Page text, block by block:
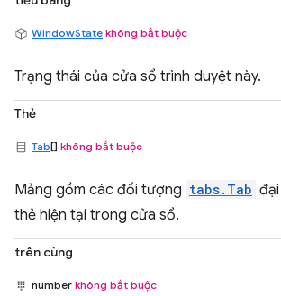
WindowState không bắt buộc
Trạng thái của cửa sổ trình duyệt này.
Thẻ
Tab[] không bắt buộc
Mảng gồm các đối tượng tabs.Tab
thẻ hiện tại trong cửa sổ.
trên cùng
number không bắt buộc